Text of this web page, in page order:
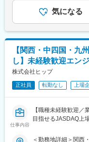
◆こんな悩みはない
◇コロナ禍で不安定
職をつけたい。
◇昔からモノづくり
できていない。
◇今の会社に明確な
ップの実感がない。
◆案件配属後：
望の案件のヒアリン
ジェクトに配属でき
することができ、
がります。所定外労
2回【年収例】年収
(経験15年)賃金はあ
下する可能性があり
す。
気になる
【関西・中四国・九
し】未経験歓迎エン
株式会社ヒップ
正社員 転勤なし 上場
仕事内容
【職種未経験歓迎／
目指せるJASDAQ上
＜勤務地詳細＞関西